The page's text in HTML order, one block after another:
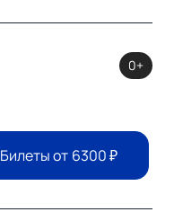
0+
Билеты от 6300₽